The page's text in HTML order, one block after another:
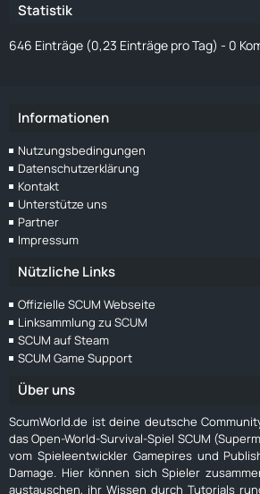
Statistik
646 Einträge (0,23 Einträge pro Tag) - 0
Informationen
Nutzungsbedingungen
Datenschutzerklärung
Kontakt
Unterstütze uns
Partner
Impressum
Nützliche Links
Offizielle SCUM Webseite
Linksammlung zu SCUM
SCUM auf Steam
SCUM Game Support
Über uns
ScumWorld.de ist deine deutsche
das Open-World-Survival-Spiel SCUM
vom Spieleentwickler Gamepires und
Damage. Hier können sich Spieler
austauschen, ihr Wissen durch Tutorials